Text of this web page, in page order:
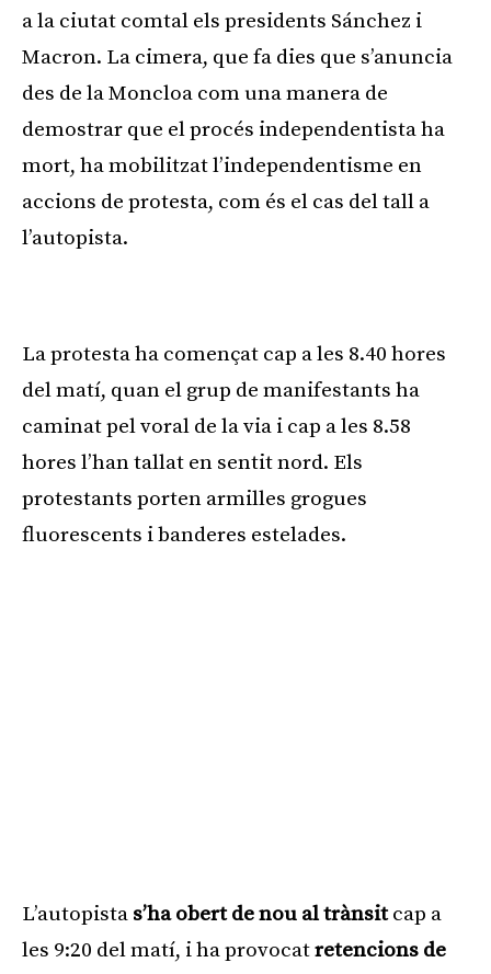
a la ciutat comtal els presidents Sánchez i
Macron. La cimera, que fa dies que s’anuncia
des de la Moncloa com una manera de
demostrar que el procés independentista ha
mort, ha mobilitzat l’independentisme en
accions de protesta, com és el cas del tall a
l’autopista.
La protesta ha començat cap a les 8.40 hores
del matí, quan el grup de manifestants ha
caminat pel voral de la via i cap a les 8.58
hores l’han tallat en sentit nord. Els
protestants porten armilles grogues
fluorescents i banderes estelades.
L’autopista s’ha obert de nou al trànsitcap a
les 9:20 del matí, i ha provocatretencions de